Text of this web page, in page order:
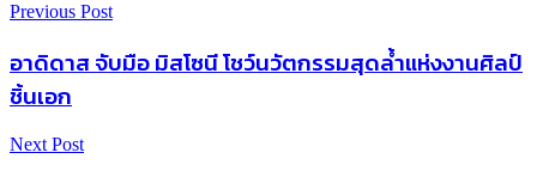
Previous Post
อาดิดาส จับมือ มิสโซนี โชว์นวัตกรรมสุดล้ำแห่งงานศิลป์
ชิ้นเอก
Next Post